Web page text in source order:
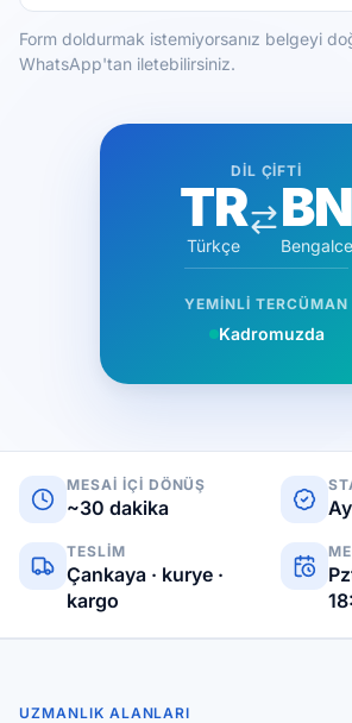
Form doldurmak istemiyorsanız belgeyi
WhatsApp'tan iletebilirsiniz.
DIL ÇIFTI
TR
Türkçe
BN
Bengalce
YEMINLI TERCÜMAN
Kadromuzda
MESAI IÇI DÖNÜŞ
~30 dakika
TESLIM
Çankaya · kurye ·
kargo
UZMANLIK ALANLARI